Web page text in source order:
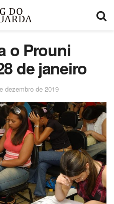
o Prouni
de janeiro
dezembro de 2019